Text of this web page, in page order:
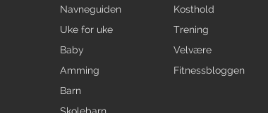
Navneguiden
Uke for uke
Baby
Amming
Barn
Kosthold
Trening
Velvære
Fitnessbloggen